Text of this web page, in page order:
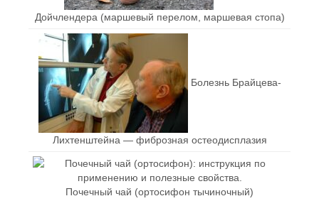
Дойчлендера (маршевый перелом, маршевая стопа)
Болезнь Брайцева-
Лихтенштейна — фиброзная остеодисплазия
Почечный чай (ортосифон тычиночный)